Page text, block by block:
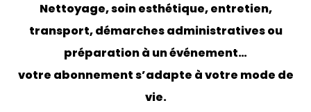
Nettoyage, soin esthétique, entretien,
transport, démarches administratives ou
préparation à un événement…
votre abonnement s’adapte à votre mode de
vie.